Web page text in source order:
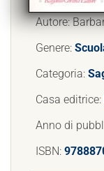
Autore:
Genere:
Categoria:
Casa editrice:
Anno di
ISBN: